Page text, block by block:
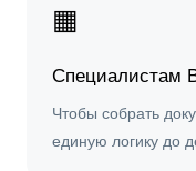
▦
Специалистам
Чтобы собрать
единую логику до